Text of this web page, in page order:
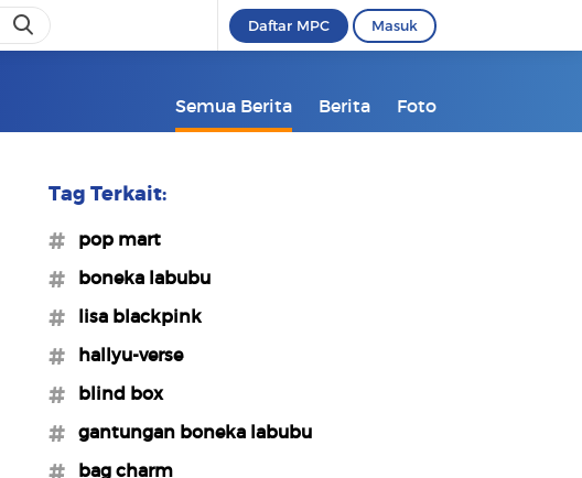
Daftar MPC Masuk
Semua Berita Berita Foto
Tag Terkait:
#pop mart
#boneka labubu
#lisa blackpink
#hallyu-verse
#blind box
#gantungan boneka labubu
#bag charm